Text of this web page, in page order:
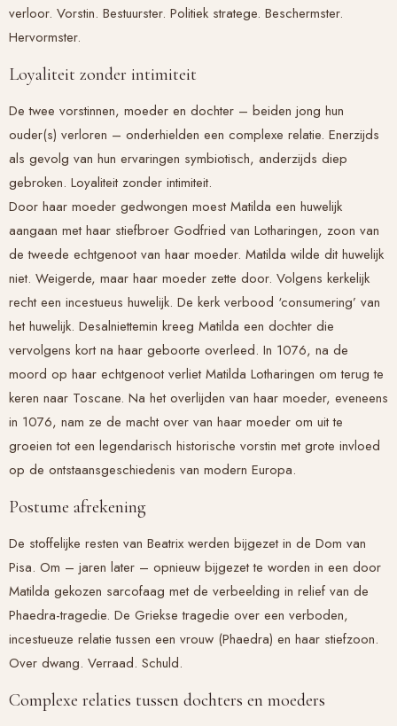
verloor. Vorstin. Bestuurster. Politiek stratege. Beschermster.
Hervormster.
Loyaliteit zonder intimiteit
De twee vorstinnen, moeder en dochter – beiden jong hun
ouder(s) verloren – onderhielden een complexe relatie. Enerzijds
als gevolg van hun ervaringen symbiotisch, anderzijds diep
gebroken. Loyaliteit zonder intimiteit.
Door haar moeder gedwongen moest Matilda een huwelijk
aangaan met haar stiefbroer Godfried van Lotharingen, zoon van
de tweede echtgenoot van haar moeder. Matilda wilde dit huwelijk
niet. Weigerde, maar haar moeder zette door. Volgens kerkelijk
recht een incestueus huwelijk. De kerk verbood ‘consumering’ van
het huwelijk. Desalniettemin kreeg Matilda een dochter die
vervolgens kort na haar geboorte overleed. In 1076, na de
moord op haar echtgenoot verliet Matilda Lotharingen om terug te
keren naar Toscane. Na het overlijden van haar moeder, eveneens
in 1076, nam ze de macht over van haar moeder om uit te
groeien tot een legendarisch historische vorstin met grote invloed
op de ontstaansgeschiedenis van modern Europa.
Postume afrekening
De stoffelijke resten van Beatrix werden bijgezet in de Dom van
Pisa. Om – jaren later – opnieuw bijgezet te worden in een door
Matilda gekozen sarcofaag met de verbeelding in relief van de
Phaedra-tragedie. De Griekse tragedie over een verboden,
incestueuze relatie tussen een vrouw (Phaedra) en haar stiefzoon.
Over dwang. Verraad. Schuld.
Complexe relaties tussen dochters en moeders